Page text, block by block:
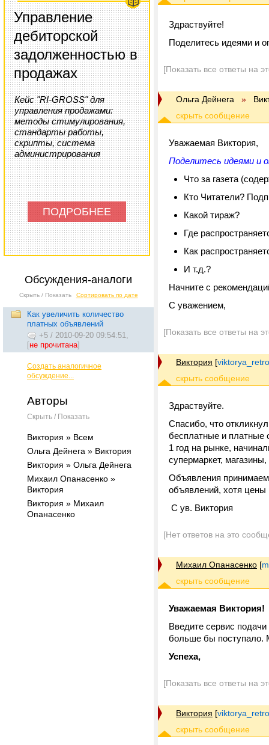
Управление
дебиторской
задолженностью в
продажах
Кейс "RI-GROSS" для
управления продажами:
методы стимулирования,
стандарты работы,
скрипты, система
администрирования
ПОДРОБНЕЕ
Обсуждения-аналоги
Скрыть / Показать Сортировать по дате
Как увеличить количество
платных объявлений
+5 / 2010-09-20 09:54:51,
[не прочитана]
Создать аналогичное
обсуждение...
Авторы
Скрыть / Показать
Виктория » Всем
Ольга Дейнега » Виктория
Виктория » Ольга Дейнега
Михаил Опанасенко »
Виктория
Виктория » Михаил
Опанасенко
Здраствуйте!
Поделитесь идеями и
[Показать все ответы на
Ольга Дейнега »
Уважаемая Виктория,
Поделитесь идеями и
Что за газета
Кто Читатели?
Какой тираж?
Где
Как
И т.д.?
Начните с
С уважением,
[Показать все ответы на
Виктория [
Здраствуйте.
Спасибо, что
бесплатные и платные
1 год на рынке,
супермаркет,
Объявления
объявлений, хотя цены
С ув. Виктория
[Нет ответов на это
Михаил Опанасенко [
Уважаемая Виктория!
Введите сервис
больше бы поступало.
Успеха,
[Показать все ответы на
Виктория [